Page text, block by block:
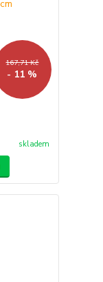
167,71 Kč
- 11 %
skladem